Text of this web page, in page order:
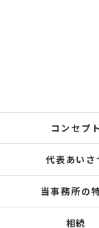
コンセプト
代表あいさ
当事務所の
相続